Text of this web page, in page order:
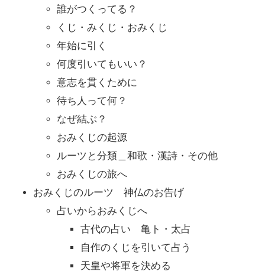
誰がつくってる？
くじ・みくじ・おみくじ
年始に引く
何度引いてもいい？
意志を貫くために
待ち人って何？
なぜ結ぶ？
おみくじの起源
ルーツと分類＿和歌・漢詩・その他
おみくじの旅へ
おみくじのルーツ 神仏のお告げ
占いからおみくじへ
古代の占い 亀ト・太占
自作のくじを引いて占う
天皇や将軍を決める